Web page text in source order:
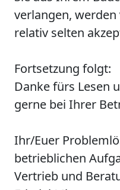
verlangen,
relativ selten
Fortsetzung folgt:
Danke fürs Lesen
gerne bei Ihrer
Ihr/Euer
betrieblichen
Vertrieb und